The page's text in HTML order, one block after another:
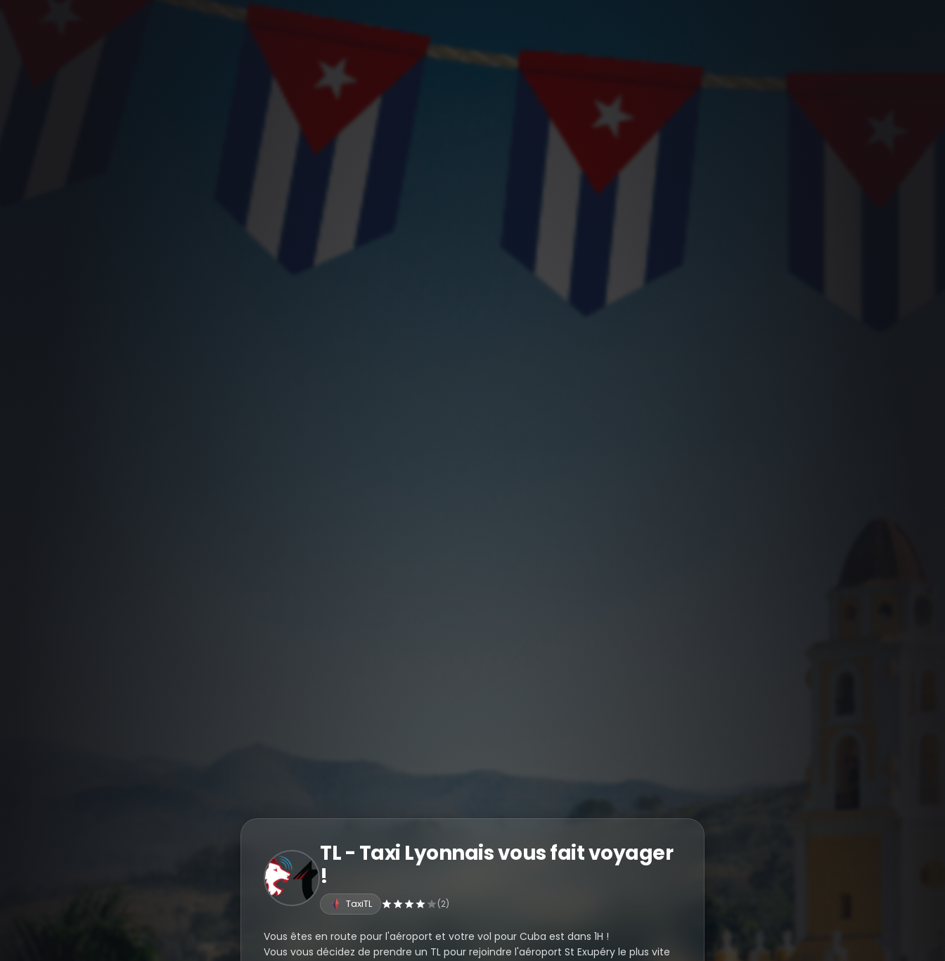
TL - Taxi Lyonnais vous fait voyager
!
TaxiTL (2)
Vous êtes en route pour l'aéroport et votre vol pour Cuba est dans 1H !
Vous vous décidez de prendre un TL pour rejoindre l'aéroport St Exupéry le plus vite